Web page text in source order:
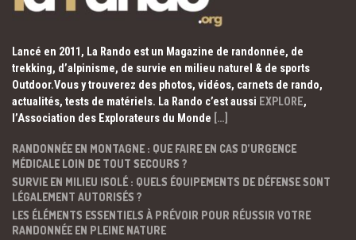
Lancé en 2011, La Rando est un Magazine de randonnée, de
trekking, d’alpinisme, de survie en milieu naturel & de sports
Outdoor.Vous y trouverez des photos, vidéos, carnets de rando,
actualités, tests de matériels. La Rando c’est aussi EXPLORE,
l’Association des Explorateurs du Monde […]
RANDONNÉE EN MONTAGNE : QUE FAIRE EN CAS D’URGENCE
MÉDICALE LOIN DE TOUT SECOURS ?
SURVIE EN MILIEU ISOLÉ : QUELS ÉQUIPEMENTS DE DÉFENSE SONT
LÉGALEMENT AUTORISÉS ?
LES ÉLÉMENTS ESSENTIELS À PRÉVOIR POUR RÉUSSIR VOTRE
RANDONNÉE EN PLEINE NATURE